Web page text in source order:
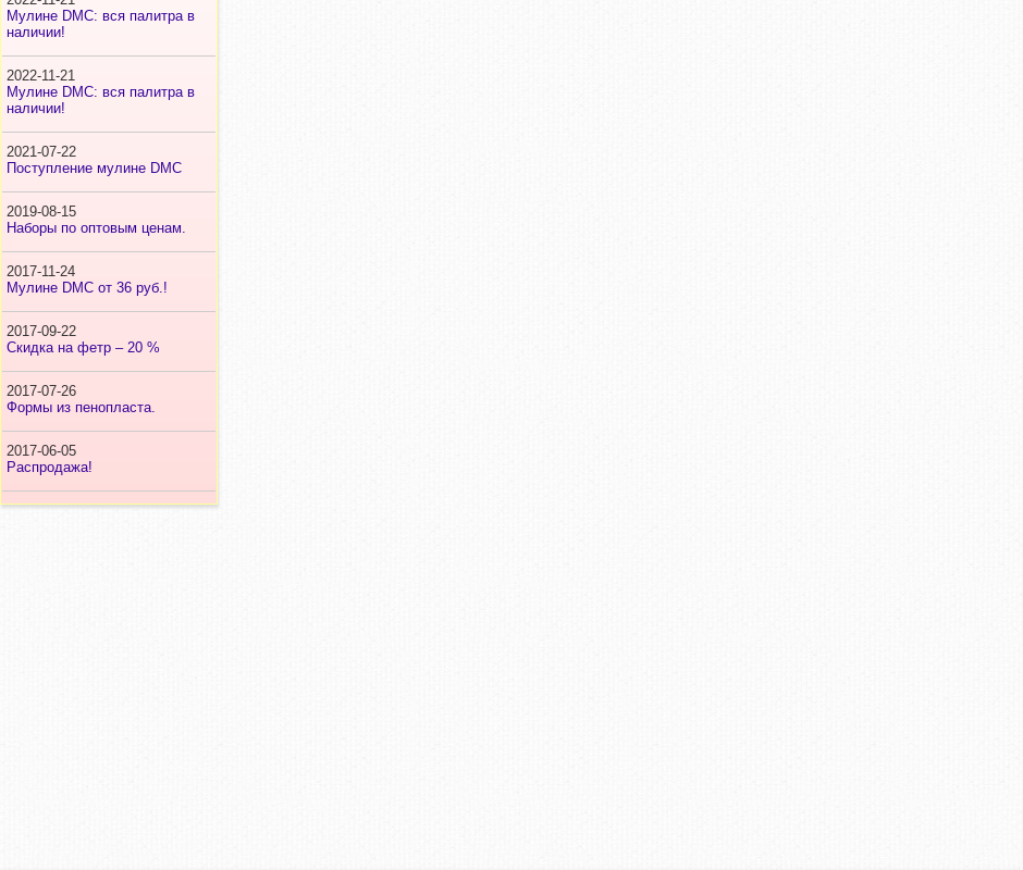
Мулине DMC: вся палитра в
наличии!
2022-11-21
Мулине DMC: вся палитра в
наличии!
2021-07-22
Поступление мулине DMC
2019-08-15
Наборы по оптовым ценам.
2017-11-24
Мулине DMC от 36 руб.!
2017-09-22
Скидка на фетр – 20 %
2017-07-26
Формы из пенопласта.
2017-06-05
Распродажа!